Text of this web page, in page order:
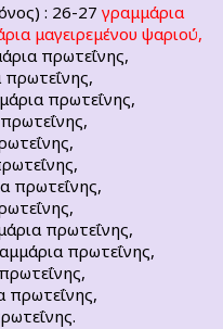
: 26-27 γραμμάρια
μαγειρεμένου ψαριού,
πρωτεΐνης,
πρωτεΐνης,
πρωτεΐνης,
πρωτεΐνης,
πρωτεΐνης,
πρωτεΐνης,
πρωτεΐνης,